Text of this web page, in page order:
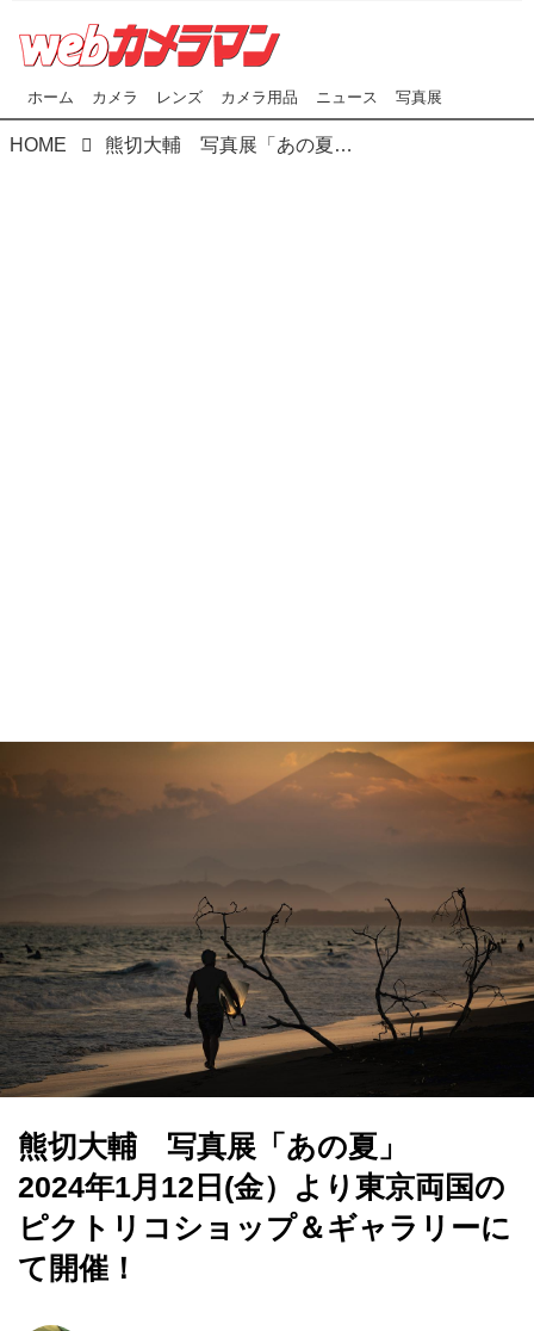
ホーム カメラ レンズ カメラ用品 ニュース 写真展
HOME 熊切大輔 写真展「あの夏」 2024年1月12日(金）より東京両国のピクトリコショップ＆ギャラリーにて開催！
熊切大輔 写真展「あの夏」
2024年1月12日(金）より東京両国の
ピクトリコショップ＆ギャラリーに
て開催！